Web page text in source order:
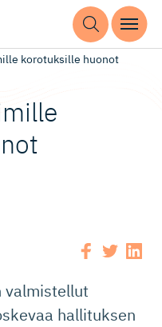
korotuksille huonot
valmistellut
hallituksen